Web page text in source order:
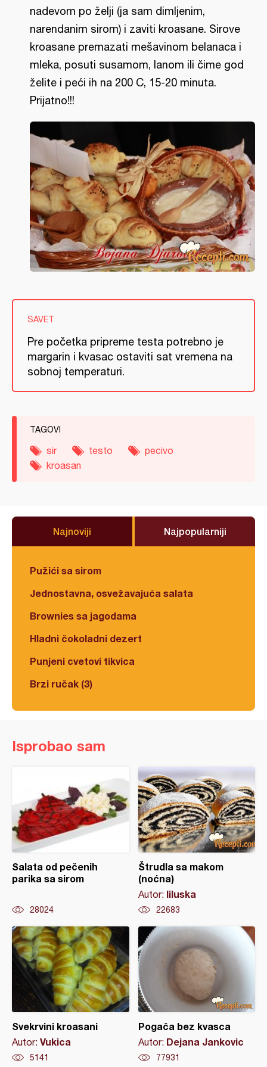
nadevom po želji (ja sam dimljenim,
narendanim sirom) i zaviti kroasane. Sirove
kroasane premazati mešavinom belanaca i
mleka, posuti susamom, lanom ili čime god
želite i peći ih na 200 C, 15-20 minuta.
Prijatno!!!
SAVET
Pre početka pripreme testa potrebno je
margarin i kvasac ostaviti sat vremena na
sobnoj temperaturi.
TAGOVI
sir testo
pecivo
kroasan
Najnoviji Najpopularniji
Pužići sa sirom
Jednostavna, osvežavajuća salata
Brownies sa jagodama
Hladni čokoladni dezert
Punjeni cvetovi tikvica
Brzi ručak (3)
Isprobao sam
Salata od pečenih
parika sa sirom
28024
Štrudla sa makom
(noćna)
Autor: liluska
22683
Svekrvini kroasani
Autor: Vukica
5141
Pogača bez kvasca
Autor: Dejana Jankovic
77931